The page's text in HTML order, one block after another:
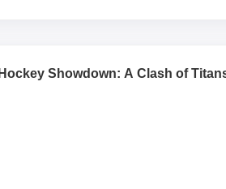
Showdown: A Clash of